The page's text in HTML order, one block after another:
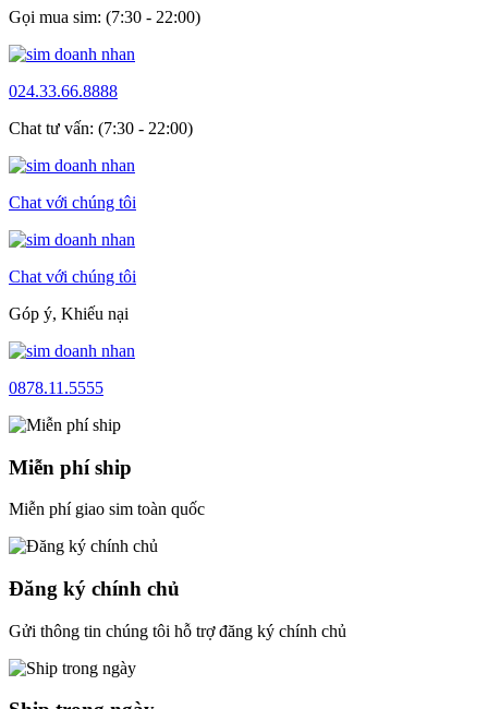
Gọi mua sim: (7:30 - 22:00)
024.33.66.8888
Chat tư vấn: (7:30 - 22:00)
Chat với chúng tôi
Chat với chúng tôi
Góp ý, Khiếu nại
0878.11.5555
Miễn phí ship
Miễn phí giao sim toàn quốc
Đăng ký chính chủ
Gửi thông tin chúng tôi hỗ trợ đăng ký chính chủ